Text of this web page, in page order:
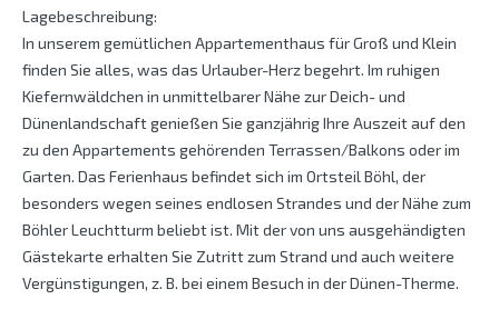
Lagebeschreibung:
In unserem gemütlichen Appartementhaus für Groß und Klein
finden Sie alles, was das Urlauber-Herz begehrt. Im ruhigen
Kiefernwäldchen in unmittelbarer Nähe zur Deich- und
Dünenlandschaft genießen Sie ganzjährig Ihre Auszeit auf den
zu den Appartements gehörenden Terrassen/Balkons oder im
Garten. Das Ferienhaus befindet sich im Ortsteil Böhl, der
besonders wegen seines endlosen Strandes und der Nähe zum
Böhler Leuchtturm beliebt ist. Mit der von uns ausgehändigten
Gästekarte erhalten Sie Zutritt zum Strand und auch weitere
Vergünstigungen, z. B. bei einem Besuch in der Dünen-Therme.